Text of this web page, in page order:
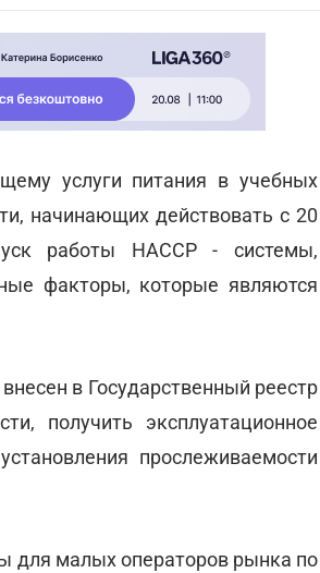
услуги питания в учебных
начинающих действовать с 20
работы НАССР - системы,
факторы, которые являются
в Государственный реестр
получить эксплуатационное
прослеживаемости
для малых операторов рынка по